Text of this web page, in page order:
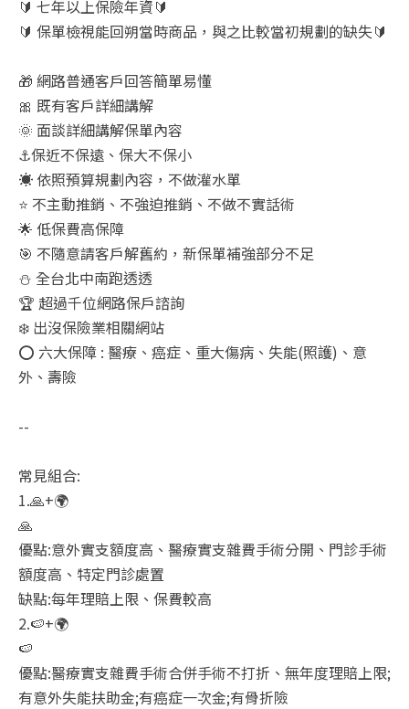
🔰 七年以上保險年資🔰
🔰 保單檢視能回朔當時商品，與之比較當初規劃的缺失🔰
🎁 網路普通客戶回答簡單易懂
🎀 既有客戶詳細講解
🌞 面談詳細講解保單內容
⚓保近不保遠、保大不保小
☀️ 依照預算規劃內容，不做灌水單
⭐ 不主動推銷、不強迫推銷、不做不實話術
🌟 低保費高保障
🎯 不隨意請客戶解舊約，新保單補強部分不足
⛄ 全台北中南跑透透
🏆 超過千位網路保戶諮詢
❄️ 出沒保險業相關網站
⭕ 六大保障 : 醫療、癌症、重大傷病、失能(照護)、意
外、壽險
--
常見組合:
1.🙏+🌍
🙏
優點:意外實支額度高、醫療實支雜費手術分開、門診手術
額度高、特定門診處置
缺點:每年理賠上限、保費較高
2.🍉+🌍
🍉
優點:醫療實支雜費手術合併手術不打折、無年度理賠上限;
有意外失能扶助金;有癌症一次金;有骨折險